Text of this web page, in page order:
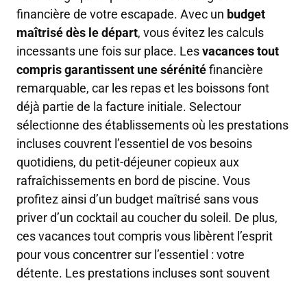
financière de votre escapade. Avec un budget
maîtrisé dès le départ, vous évitez les calculs
incessants une fois sur place. Lesvacances tout
compris garantissent une sérénitéfinancière
remarquable, car les repas et les boissons font
déjà partie de la facture initiale. Selectour
sélectionne des établissements où les prestations
incluses couvrent l’essentiel de vos besoins
quotidiens, du petit-déjeuner copieux aux
rafraîchissements en bord de piscine. Vous
profitez ainsi d’un budget maîtrisé sans vous
priver d’un cocktail au coucher du soleil. De plus,
ces vacances tout compris vous libèrent l’esprit
pour vous concentrer sur l’essentiel : votre
détente. Les prestations incluses sont souvent